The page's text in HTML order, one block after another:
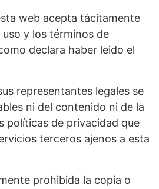
web acepta tácitamente
y los términos de
declara haber leido el
representantes legales se
ni del contenido ni de la
políticas de privacidad que
terceros ajenos a esta
prohibida la copia o